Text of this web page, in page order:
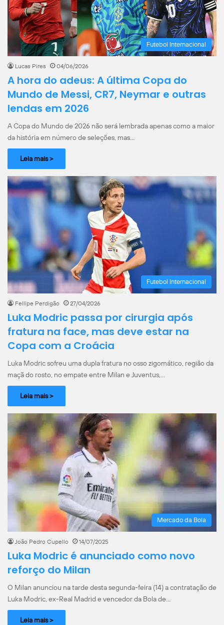
Futebol Internacional
Lucas Pires 04/06/2026
A hora do adeus: A última Copa do
Mundo de Messi, CR7, Neymar e outras
lendas em 2026
A Copa do Mundo de 2026 não será lembrada apenas como a maior
da história em número de seleções, mas…
Leia mais >
Futebol Internacional
Fellipe Perdigão 27/04/2026
Luka Modric passa por cirurgia após
fratura na face, mas deve estar na
Copa com a Croácia
Luka Modric sofreu uma dupla fratura no osso zigomático, região da
maçã do rosto, no empate entre Milan e Juventus,…
Leia mais >
Mercado da Bola
João Pedro Cupello 14/07/2025
Luka Modric é anunciado como novo
reforço do Milan
O Milan anunciou na tarde desta segunda-feira (14) a contratação de
Luka Modric, ex-Real Madrid e vencedor da Bola de…
Leia mais >